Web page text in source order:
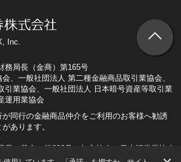
Inc.
務局長（金商）第165号
、一般社団法人 第二種金融商品取引業協会、
引業協会、一般社団法人 日本暗号資産等取引業
運用業協会
同行の金融商品仲介をご利用のお客様へ勧誘
あります。
長（登金）第633号 加入協会：日本証券業協会